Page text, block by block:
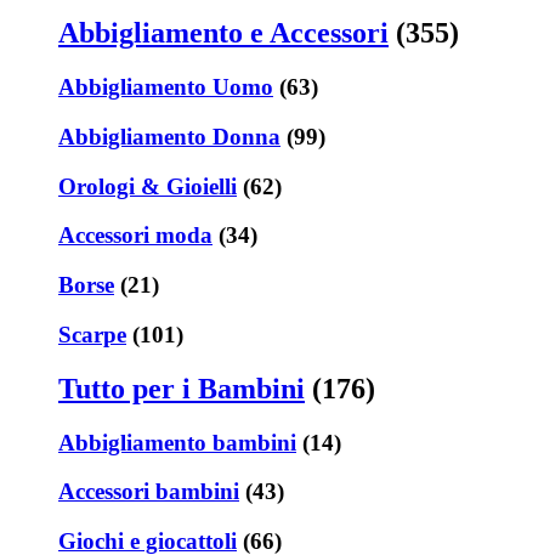
Abbigliamento e Accessori (355)
Abbigliamento Uomo (63)
Abbigliamento Donna (99)
Orologi & Gioielli (62)
Accessori moda (34)
Borse (21)
Scarpe (101)
Tutto per i Bambini (176)
Abbigliamento bambini (14)
Accessori bambini (43)
Giochi e giocattoli (66)